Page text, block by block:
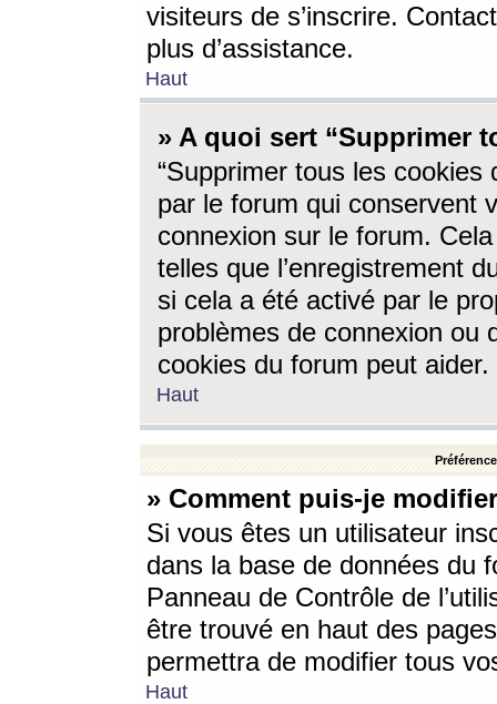
visiteurs de s’inscrire.
plus d’assistance.
Haut
» A quoi sert “Supprimer
“Supprimer tous les cookies
par le forum qui conservent
connexion sur le forum.
telles que l’enregistrement
si cela a été activé par le
problèmes de connexion ou
cookies du forum peut aider.
Haut
» Comment puis-je
Si vous êtes un utilisateur
dans la base de données du
Panneau de Contrôle de
être trouvé en haut des
permettra de modifier tous
Haut